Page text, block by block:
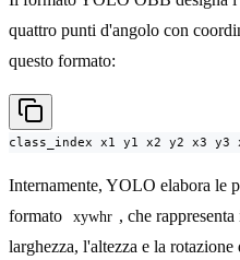
quattro punti d'angolo con
questo formato:
class_index x1 y1 x2 y2 x3 y3
Internamente, YOLO elabora le
formato
xywhr , che
larghezza, l'altezza e la rotazione